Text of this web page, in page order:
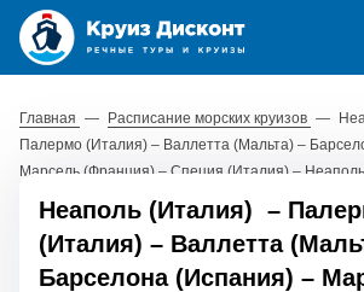
Главная — Расписание морских круизов —
Палермо (Италия) – Валлетта (Мальта) –
Марсель (Франция) – Специя (Италия) –
Неаполь (Италия) –
(Италия) – Валлетта
Барселона (Испания) –